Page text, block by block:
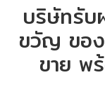
บริษัทรับ
ขวัญ ขอ
ขาย พ